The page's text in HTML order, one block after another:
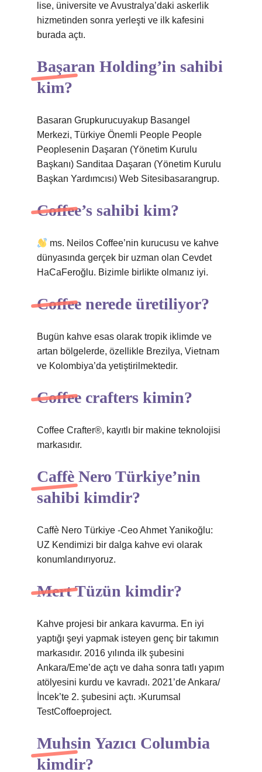
lise, üniversite ve Avustralya’daki askerlik
hizmetinden sonra yerleşti ve ilk kafesini
burada açtı.
Başaran Holding’in sahibi
kim?
Basaran Grupkurucuyakup Basangel
Merkezi, Türkiye Önemli People People
Peoplesenin Daşaran (Yönetim Kurulu
Başkanı) Sanditaa Daşaran (Yönetim Kurulu
Başkan Yardımcısı) Web Sitesibasarangrup.
Coffee’s sahibi kim?
ms. Neilos Coffee’nin kurucusu ve kahve
dünyasında gerçek bir uzman olan Cevdet
HaCaFeroğlu. Bizimle birlikte olmanız iyi.
Coffee nerede üretiliyor?
Bugün kahve esas olarak tropik iklimde ve
artan bölgelerde, özellikle Brezilya, Vietnam
ve Kolombiya’da yetiştirilmektedir.
Coffee crafters kimin?
Coffee Crafter®, kayıtlı bir makine teknolojisi
markasıdır.
Caffè Nero Türkiye’nin
sahibi kimdir?
Caffè Nero Türkiye -Ceo Ahmet Yanikoğlu:
UZ Kendimizi bir dalga kahve evi olarak
konumlandırıyoruz.
Mert Tüzün kimdir?
Kahve projesi bir ankara kavurma. En iyi
yaptığı şeyi yapmak isteyen genç bir takımın
markasıdır. 2016 yılında ilk şubesini
Ankara/Eme’de açtı ve daha sonra tatlı yapım
atölyesini kurdu ve kavradı. 2021’de Ankara/
İncek’te 2. şubesini açtı. ›Kurumsal
TestCoffoeproject.
Muhsin Yazıcı Columbia
kimdir?